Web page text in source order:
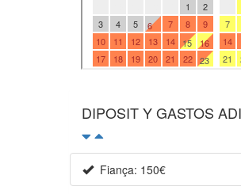
DIPOSIT Y GASTOS
Fiança: 150€